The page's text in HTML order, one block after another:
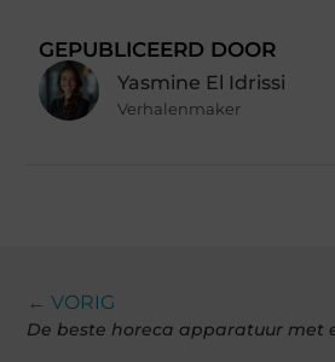
GEPUBLICEERD DOOR
Yasmine El Idrissi
Verhalenmaker
← VORIG
De beste horeca apparatuur met